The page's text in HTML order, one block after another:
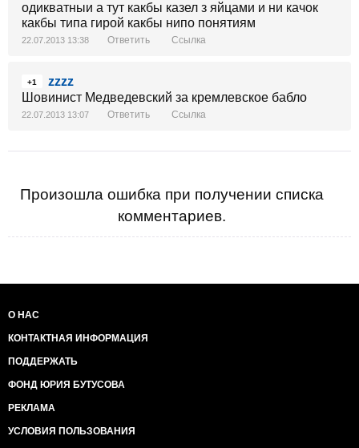
одикватныи а тут какбы казел з яйцами и ни качок
какбы типа гирой какбы нипо понятиям
22.07.2013 13:38 Ответить Ссылка
+1
zzzz
Шовинист Медведевский за кремлевское бабло
22.07.2013 13:07 Ответить Ссылка
Произошла ошибка при получении списка
комментариев.
О НАС
КОНТАКТНАЯ ИНФОРМАЦИЯ
ПОДДЕРЖАТЬ
ФОНД ЮРИЯ БУТУСОВА
РЕКЛАМА
УСЛОВИЯ ПОЛЬЗОВАНИЯ